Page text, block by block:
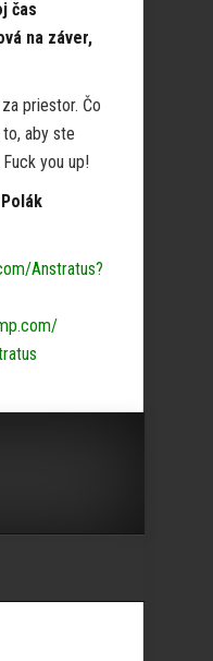
čas
na záver,
priestor. Čo
aby ste
you up!
Anstratus?